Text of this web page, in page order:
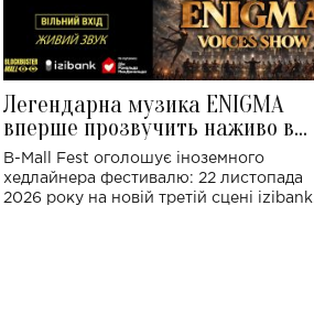
Легендарна музика ENIGMA
вперше прозвучить наживо в
Україні: де відбудеться концерт
B-Mall Fest оголошує іноземного
хедлайнера фестивалю: 22 листопада
2026 року на новій третій сцені izibank